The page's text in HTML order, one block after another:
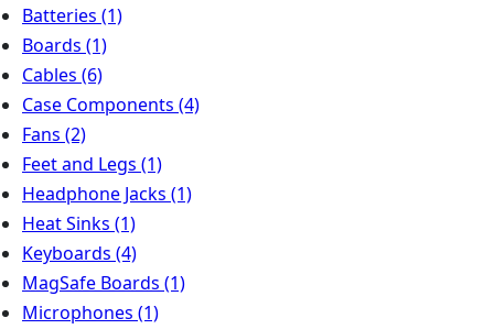
Batteries (1)
Boards (1)
Cables (6)
Case Components (4)
Fans (2)
Feet and Legs (1)
Headphone Jacks (1)
Heat Sinks (1)
Keyboards (4)
MagSafe Boards (1)
Microphones (1)